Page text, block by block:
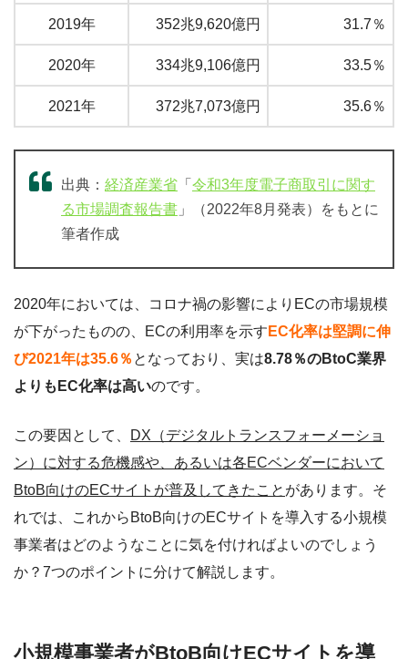
2019年 352兆9,620億円 31.7％
2020年 334兆9,106億円 33.5％
2021年 372兆7,073億円 35.6％
出典： 経済産業省 「 令和3年度電子商取引に関す
る市場調査報告書 」（2022年8月発表）をもとに
筆者作成
2020年においては、コロナ禍の影響によりECの市場規模
が下がったものの、ECの利用率を示す EC化率は堅調に伸
び2021年は35.6％ となっており、実は8.78％のBtoC業界
よりもEC化率は高いのです。
この要因として、
DX（デジタルトランスフォーメーショ
ン）に対する危機感や、あるいは各ECベンダーにおいて
BtoB向けのECサイトが普及してきたこと があります。そ
れでは、これからBtoB向けのECサイトを導入する小規模
事業者はどのようなことに気を付ければよいのでしょう
か？7つのポイントに分けて解説します。
小規模事業者がBtoB向けECサイトを導